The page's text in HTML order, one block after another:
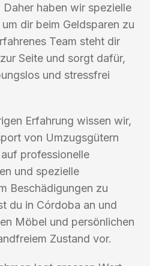
haben wir spezielle
dir beim Geldsparen zu
Team steht dir
Seite und sorgt dafür,
und stressfrei
Erfahrung wissen wir,
von Umzugsgütern
professionelle
und spezielle
Beschädigungen zu
du in Córdoba an und
Möbel und persönlichen
Zustand vor.